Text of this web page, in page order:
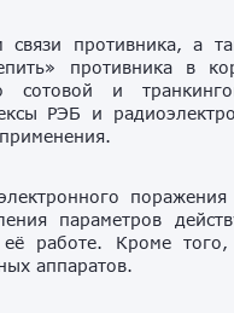
связи противника, а
противника в
сотовой и
РЭБ и
поражения
параметров
работе. Кроме
аппаратов.